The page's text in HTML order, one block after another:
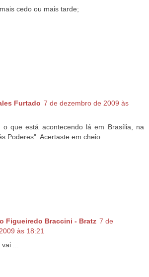
cedo ou mais tarde;
Furtado 7 de dezembro de 2009 às
o que está acontecendo lá em Brasília, na
Poderes". Acertaste em cheio.
Figueiredo Braccini - Bratz 7 de
às 18:21
vai ...